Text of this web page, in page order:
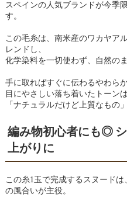
スペインの人気ブランドが今季
す。
この毛糸は、南米産のワカヤア
レンドし、
化学染料を一切使わず、自然の
手に取ればすぐに伝わるやわらか
目にやさしい落ち着いたトーンは
「ナチュラルだけど上質なもの
編み物初心者にも◎
上がりに
この糸1玉で完成するスヌード
の風合いが主役。